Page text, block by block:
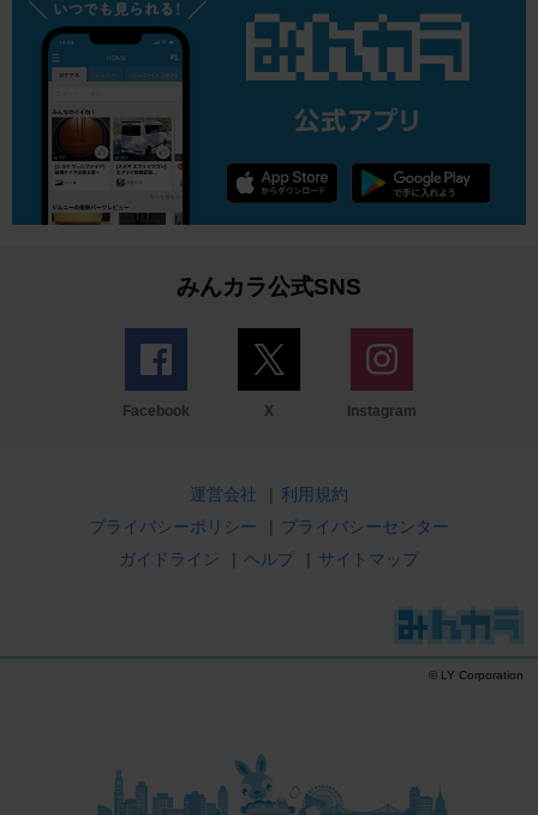
みんカラ公式SNS
Facebook X Instagram
運営会社 | 利用規約
プライバシーポリシー
| プライバシーセンター
ガイドライン
| ヘルプ | サイトマップ
© LY Corporation